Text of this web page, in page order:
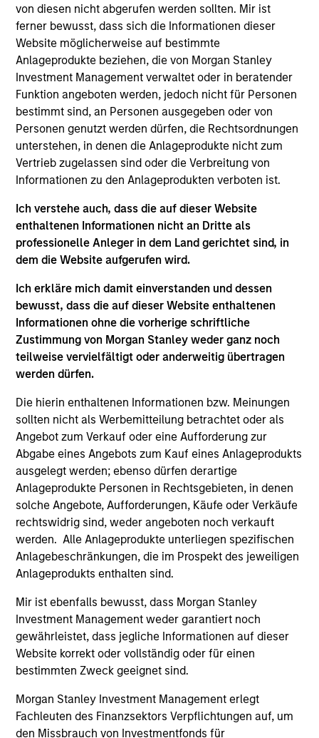
von diesen nicht abgerufen werden sollten. Mir ist
ferner bewusst, dass sich die Informationen dieser
Website möglicherweise auf bestimmte
Anlageprodukte beziehen, die von Morgan Stanley
Investment Management verwaltet oder in beratender
Funktion angeboten werden, jedoch nicht für Personen
bestimmt sind, an Personen ausgegeben oder von
Personen genutzt werden dürfen, die Rechtsordnungen
unterstehen, in denen die Anlageprodukte nicht zum
Vertrieb zugelassen sind oder die Verbreitung von
Informationen zu den Anlageprodukten verboten ist.
Ich verstehe auch, dass die auf dieser Website
enthaltenen Informationen nicht an Dritte als
professionelle Anleger in dem Land gerichtet sind, in
dem die Website aufgerufen wird.
Ich erkläre mich damit einverstanden und dessen
bewusst, dass die auf dieser Website enthaltenen
Informationen ohne die vorherige schriftliche
Zustimmung von Morgan Stanley weder ganz noch
teilweise vervielfältigt oder anderweitig übertragen
werden dürfen.
Die hierin enthaltenen Informationen bzw. Meinungen
sollten nicht als Werbemitteilung betrachtet oder als
Angebot zum Verkauf oder eine Aufforderung zur
Abgabe eines Angebots zum Kauf eines Anlageprodukts
ausgelegt werden; ebenso dürfen derartige
Anlageprodukte Personen in Rechtsgebieten, in denen
solche Angebote, Aufforderungen, Käufe oder Verkäufe
rechtswidrig sind, weder angeboten noch verkauft
werden. Alle Anlageprodukte unterliegen spezifischen
Anlagebeschränkungen, die im Prospekt des jeweiligen
Anlageprodukts enthalten sind.
Mir ist ebenfalls bewusst, dass Morgan Stanley
Investment Management weder garantiert noch
gewährleistet, dass jegliche Informationen auf dieser
Website korrekt oder vollständig oder für einen
bestimmten Zweck geeignet sind.
Morgan Stanley Investment Management erlegt
Fachleuten des Finanzsektors Verpflichtungen auf, um
den Missbrauch von Investmentfonds für
PRESS RELEASE
Morgan Stanley Real Estate Investing
Announces Acquisition of French
Logistics Portfolio of Five Assets
Morgan Stanley Investment Management, through
investment funds managed by Morgan Stanley
Real Estate Investing (MSREI), announced today
the acquisition of a portfolio of five French
logistics assets. The fully leased portfolio totals
approximately 160,000 square meters across
established French logistics markets in Paris, Lille,
Bordeaux, Nîmes and Tours.
24-JUL-2026
PRESS RELEASE
Morgan Stanley Infrastructure Partners
Enters into Agreement to Acquire
Majority Stake in Nicollin Environnement
Morgan Stanley Investment Management (MSIM),
through investment funds managed by Morgan
infrastructure investment platform, today
announced it has entered into exclusivity and
committed to complete the acquisition of a